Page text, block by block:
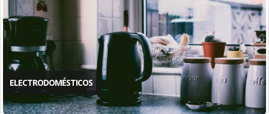
ELECTRODOMÉSTICOS